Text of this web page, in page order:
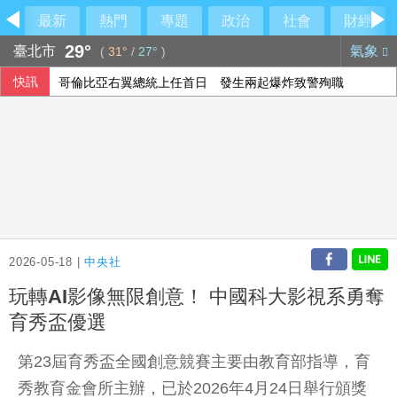
最新 熱門 專題 政治 社會
財經
臺北市 29° ( 31° / 27° ) 氣象
快訊 哥倫比亞右翼總統上任首日 發生兩起爆炸致警殉職
2026-05-18 |中央社
玩轉AI影像無限創意！ 中國科大影視系勇奪
育秀盃優選
第23屆育秀盃全國創意競賽主要由教育部指導，育
秀教育金會所主辦，已於2026年4月24日舉行頒獎